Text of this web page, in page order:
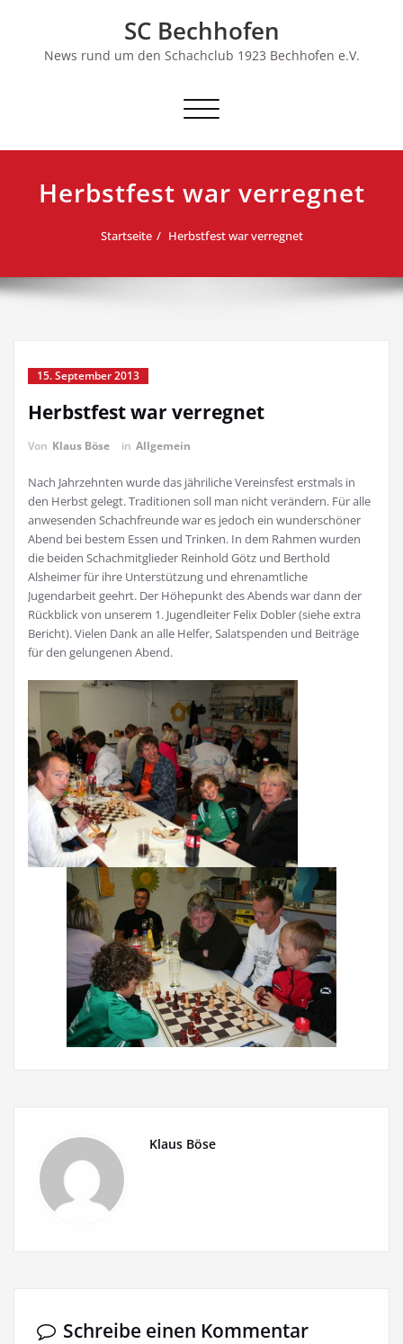
SC Bechhofen
News rund um den Schachclub 1923 Bechhofen e.V.
Schalte
Herbstfest war verregnet
Startseite Herbstfest war verregnet
15. September 2013
Herbstfest war verregnet
Von Klaus Böse in Allgemein
Nach Jahrzehnten wurde das jähriliche Vereinsfest erstmals in
den Herbst gelegt. Traditionen soll man nicht verändern. Für alle
anwesenden Schachfreunde war es jedoch ein wunderschöner
Abend bei bestem Essen und Trinken. In dem Rahmen wurden
die beiden Schachmitglieder Reinhold Götz und Berthold
Alsheimer für ihre Unterstützung und ehrenamtliche
Jugendarbeit geehrt. Der Höhepunkt des Abends war dann der
Rückblick von unserem 1. Jugendleiter Felix Dobler (siehe extra
Bericht). Vielen Dank an alle Helfer, Salatspenden und Beiträge
für den gelungenen Abend.
Klaus Böse
Schreibe einen Kommentar